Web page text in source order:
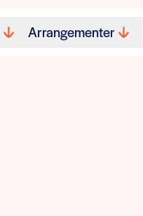
Arrangementer